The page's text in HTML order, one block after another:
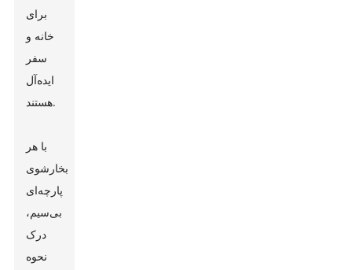
برای
خانه و
سفر
ایده‌آل
هستند.
با هر
بخارشوی
پارچه‌ای
بی‌سیم،
درک
نحوه